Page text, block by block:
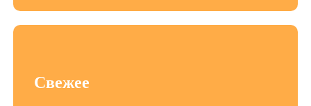
Свежее